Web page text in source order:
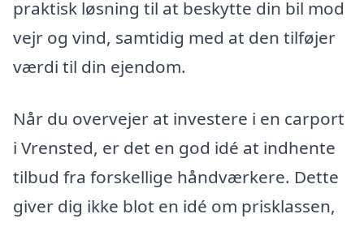
praktisk løsning til at beskytte din bil mod
vejr og vind, samtidig med at den tilføjer
værdi til din ejendom.
Når du overvejer at investere i en carport
i Vrensted, er det en god idé at indhente
tilbud fra forskellige håndværkere. Dette
giver dig ikke blot en idé om prisklassen,